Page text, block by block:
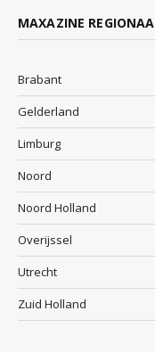
MAXAZINE
Brabant
Gelderland
Limburg
Noord
Noord Holland
Overijssel
Utrecht
Zuid Holland